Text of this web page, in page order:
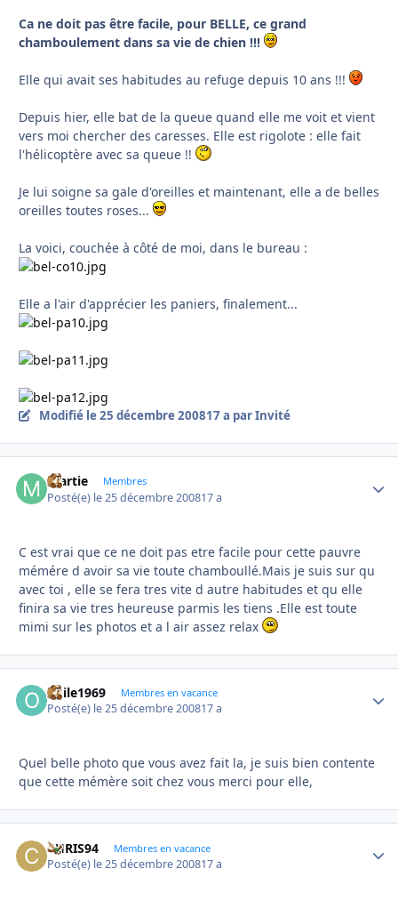
Ca ne doit pas être facile, pour BELLE, ce grand
chamboulement dans sa vie de chien !!!
Elle qui avait ses habitudes au refuge depuis 10 ans !!!
Depuis hier, elle bat de la queue quand elle me voit et vient
vers moi chercher des caresses. Elle est rigolote : elle fait
l'hélicoptère avec sa queue !!
Je lui soigne sa gale d'oreilles et maintenant, elle a de belles
oreilles toutes roses...
La voici, couchée à côté de moi, dans le bureau :
Elle a l'air d'apprécier les paniers, finalement...
Modifié le 25 décembre 200817 a par Invité
martie Membres
Posté(e) le 25 décembre 200817 a
C est vrai que ce ne doit pas etre facile pour cette pauvre
mémére d avoir sa vie toute chamboullé.Mais je suis sur qu
avec toi , elle se fera tres vite d autre habitudes et qu elle
finira sa vie tres heureuse parmis les tiens .Elle est toute
mimi sur les photos et a l air assez relax
odile1969 Membres en vacance
Posté(e) le 25 décembre 200817 a
Quel belle photo que vous avez fait la, je suis bien contente
que cette mémère soit chez vous merci pour elle,
CHRIS94 Membres en vacance
Posté(e) le 25 décembre 200817 a